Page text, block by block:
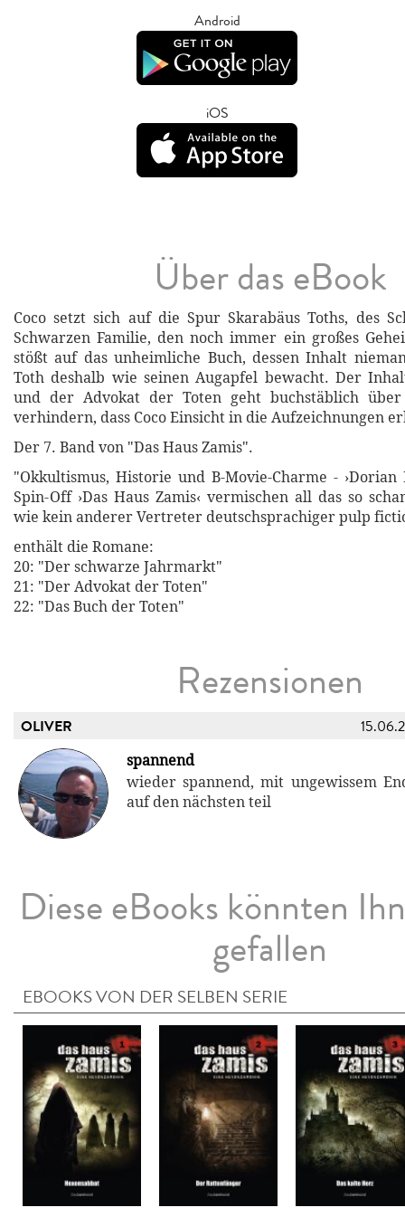
Android
iOS
Über das eBook
Coco setzt sich auf die Spur Skarabäus Toths, des
Schwarzen Familie, den noch immer ein großes
stößt auf das unheimliche Buch, dessen Inhalt
Toth deshalb wie seinen Augapfel bewacht. Der
und der Advokat der Toten geht buchstäblich
verhindern, dass Coco Einsicht in die Aufzeichnungen
Der 7. Band von "Das Haus Zamis".
"Okkultismus, Historie und B-Movie-Charme -
Spin-Off ›Das Haus Zamis‹ vermischen all das so
wie kein anderer Vertreter deutschsprachiger pulp
enthält die Romane:
20: "Der schwarze Jahrmarkt"
21: "Der Advokat der Toten"
22: "Das Buch der Toten"
Rezensionen
OLIVER
spannend
wieder spannend, mit ungewissem
auf den nächsten teil
Diese eBooks könnten
gefallen
EBOOKS VON DER SELBEN SERIE